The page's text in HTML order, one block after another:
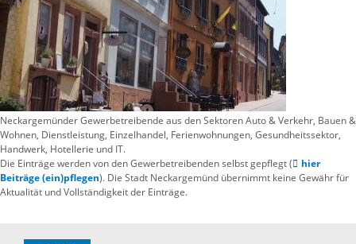
Neckargemünder Gewerbetreibende aus den Sektoren Auto & Verkehr, Bauen &
Wohnen, Dienstleistung, Einzelhandel, Ferienwohnungen, Gesundheitssektor,
Handwerk, Hotellerie und IT.
Die Einträge werden von den Gewerbetreibenden selbst gepflegt (
hier
Beiträge (ein)pflegen). Die Stadt Neckargemünd übernimmt keine Gewähr für
Aktualität und Vollständigkeit der Einträge.